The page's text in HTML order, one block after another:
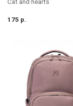
Cat and hearts
175 р.